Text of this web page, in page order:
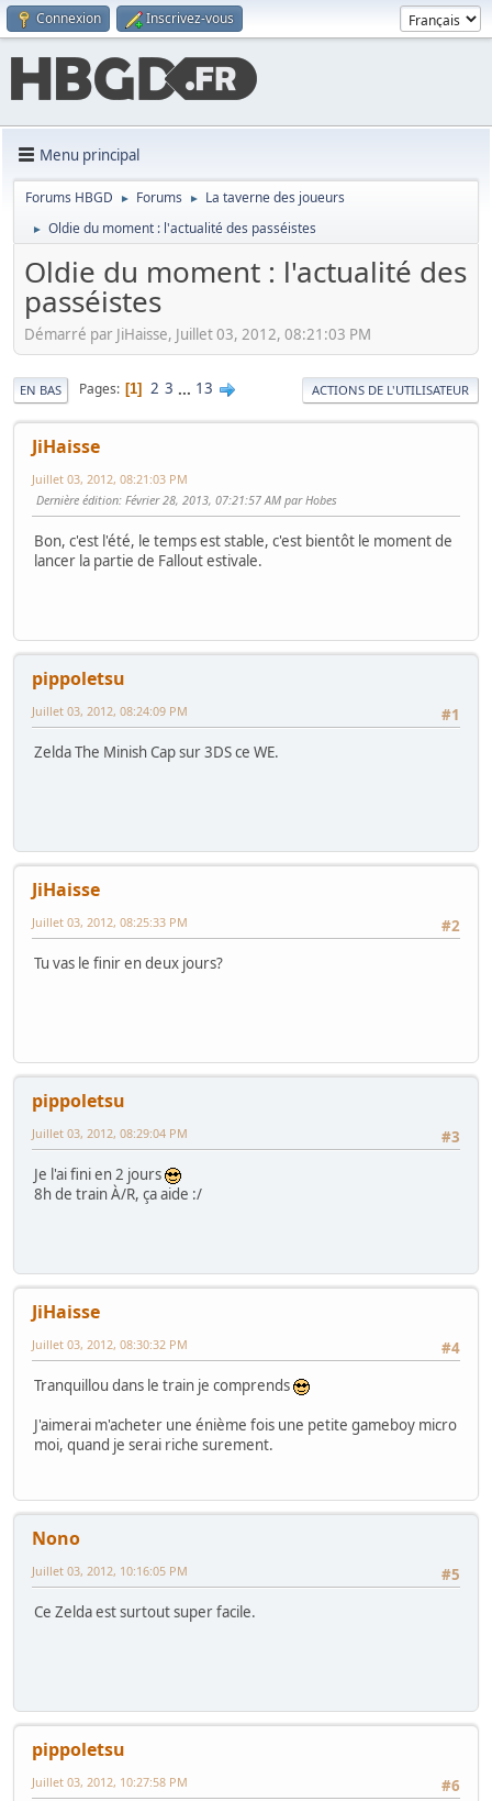
Connexion Inscrivez-vous
Menu principal
Forums HBGD ► Forums ► La taverne des joueurs
► Oldie du moment : l'actualité des passéistes
Oldie du moment : l'actualité des
passéistes
Démarré par JiHaisse, Juillet 03, 2012, 08:21:03 PM
EN BAS Pages 1 2 3 ... 13 ACTIONS DE L'UTILISATEUR
JiHaisse
Juillet 03, 2012, 08:21:03 PM
Dernière édition: Février 28, 2013, 07:21:57 AM par Hobes
Bon, c'est l'été, le temps est stable, c'est bientôt le moment de
lancer la partie de Fallout estivale.
pippoletsu
#1
Juillet 03, 2012, 08:24:09 PM
Zelda The Minish Cap sur 3DS ce WE.
JiHaisse
#2
Juillet 03, 2012, 08:25:33 PM
Tu vas le finir en deux jours?
pippoletsu
#3
Juillet 03, 2012, 08:29:04 PM
Je l'ai fini en 2 jours
8h de train À/R, ça aide :/
JiHaisse
#4
Juillet 03, 2012, 08:30:32 PM
Tranquillou dans le train je comprends
J'aimerai m'acheter une énième fois une petite gameboy micro
moi, quand je serai riche surement.
Nono
#5
Juillet 03, 2012, 10:16:05 PM
Ce Zelda est surtout super facile.
pippoletsu
#6
Juillet 03, 2012, 10:27:58 PM